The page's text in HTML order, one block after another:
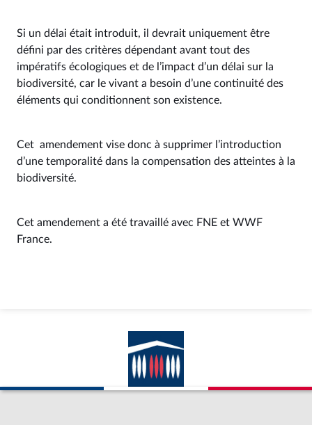
Si un délai était introduit, il devrait uniquement être
défini par des critères dépendant avant tout des
impératifs écologiques et de l’impact d’un délai sur la
biodiversité, car le vivant a besoin d’une continuité des
éléments qui conditionnent son existence.
Cet amendement vise donc à supprimer l’introduction
d’une temporalité dans la compensation des atteintes à la
biodiversité.
Cet amendement a été travaillé avec FNE et WWF
France.